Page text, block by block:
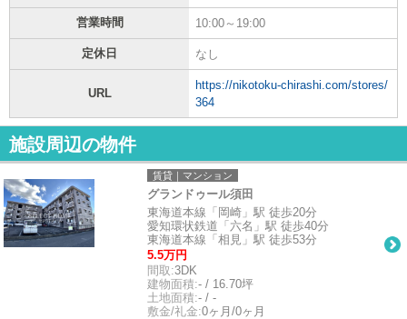
営業時間 10:00～19:00
定休日 なし
URL
https://nikotoku-chirashi.com/stores/
364
施設周辺の物件
賃貸｜マンション
グランドゥール須田
東海道本線「岡崎」駅 徒歩20分
愛知環状鉄道「六名」駅 徒歩40分
東海道本線「相見」駅 徒歩53分
5.5万円
間取:3DK
建物面積:- / 16.70坪
土地面積:- / -
敷金/礼金:0ヶ月/0ヶ月